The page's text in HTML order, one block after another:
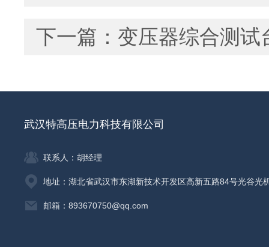
下一篇： 变压器综合测试
武汉特高压电力科技有限公司
联系人：胡经理
地址：湖北省武汉市东湖新技术开发区高新五路84号光谷光
邮箱：893670750@qq.com